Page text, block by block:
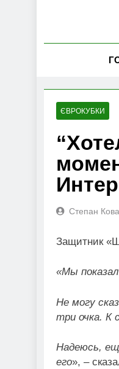
ЄВРОКУБКИ
Степан
Защитник
«Мы
Не могу
три очка. К
Надеюсь,
его», –